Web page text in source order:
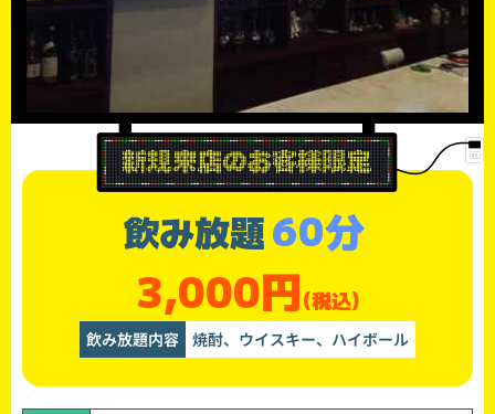
飲み放題60分
3,000円(税込)
飲み放題内容 焼酎、ウイスキー、ハイボール